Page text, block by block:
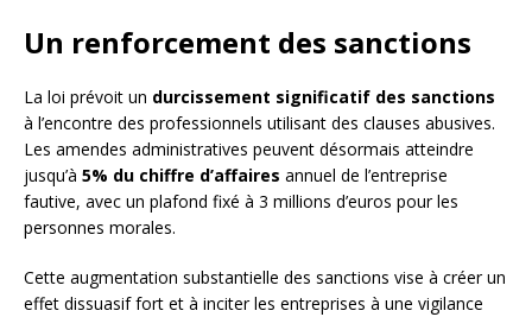
Un renforcement des sanctions
La loi prévoit un durcissement significatif des sanctions
à l’encontre des professionnels utilisant des clauses abusives.
Les amendes administratives peuvent désormais atteindre
jusqu’à 5% du chiffre d’affaires annuel de l’entreprise
fautive, avec un plafond fixé à 3 millions d’euros pour les
personnes morales.
Cette augmentation substantielle des sanctions vise à créer un
effet dissuasif fort et à inciter les entreprises à une vigilance